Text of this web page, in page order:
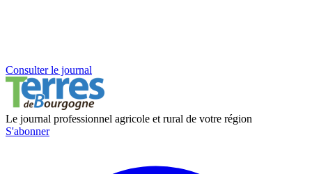
Consulter le journal
Le journal professionnel agricole et rural de votre région
S'abonner